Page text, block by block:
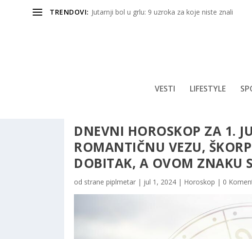
TRENDOVI: Jutarnji bol u grlu: 9 uzroka za koje niste znali
VESTI LIFESTYLE
DNEVNI HOROSKOP ZA 1.
ROMANTIČNU VEZU,
DOBITAK, A OVOM ZNAKU
od strane piplmetar | jul 1, 2024 | Horoskop | 0